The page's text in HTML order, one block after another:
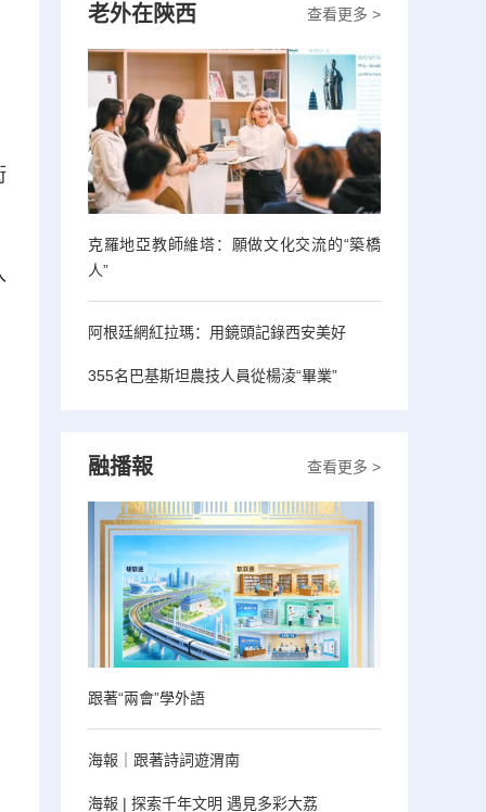
查看更多 >
老外在陝西
克羅地亞教師維塔：願做文化交流的“築橋
人”
阿根廷網紅拉瑪：用鏡頭記錄西安美好
355名巴基斯坦農技人員從楊淩“畢業”
查看更多 >
融播報
跟著“兩會”學外語
海報｜跟著詩詞遊渭南
海報 | 探索千年文明 遇見多彩大荔